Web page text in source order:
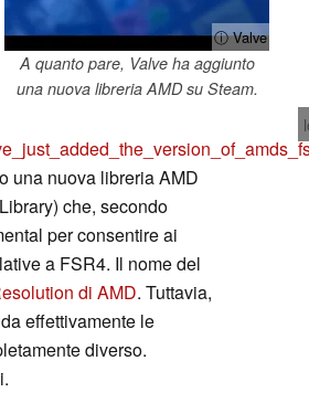
ⓘ Valve
A quanto pare, Valve ha aggiunto
una nuova libreria AMD su Steam.
una nuova libreria AMD
che, secondo
per consentire ai
a FSR4. Il nome del
di AMD. Tuttavia,
effettivamente le
diverso.